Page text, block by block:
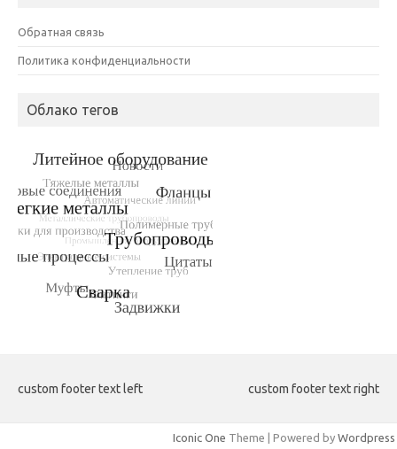
Обратная связь
Политика конфиденциальности
Облако тегов
custom footer text left custom footer text right
Iconic One Theme | Powered by Wordpress